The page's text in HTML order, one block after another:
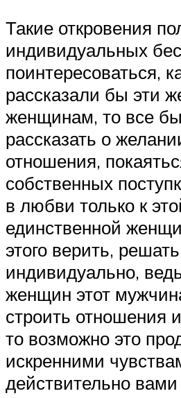
Такие откровения
индивидуальных
поинтересоваться,
рассказали бы эти
женщинам, то все
рассказать о
отношения,
собственных
в любви только к
единственной
этого верить,
индивидуально,
женщин этот
строить отношения
то возможно это
искренними
действительно